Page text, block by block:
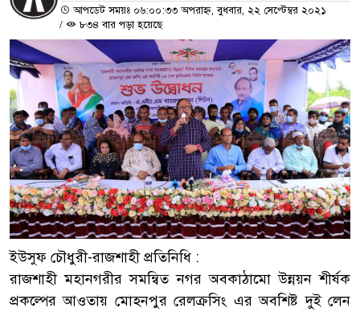
আপডেট সময়ঃ ০৬:০০:৩৩ অপরাহ্ন, বুধবার, ২২ সেপ্টেম্বর ২০২১
/
৮৩৪ বার পড়া হয়েছে
ইউসুফ চৌধুরী-রাজশাহী প্রতিনিধি :
রাজশাহী মহানগরীর সমন্বিত নগর অবকাঠামো উন্নয়ন শীর্ষক
প্রকল্পের আওতায় মোহনপুর রেলক্রসিং এর অবশিষ্ট দুই লেন